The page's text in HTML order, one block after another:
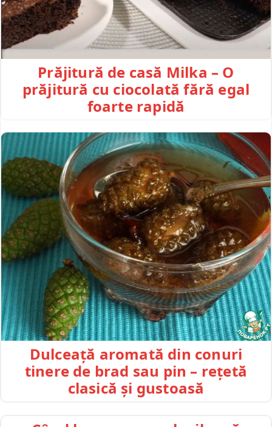
Prăjitură de casă Milka – O
prăjitură cu ciocolată fără egal
foarte rapidă
Dulceață aromată din conuri
tinere de brad sau pin – rețetă
clasică și gustoasă